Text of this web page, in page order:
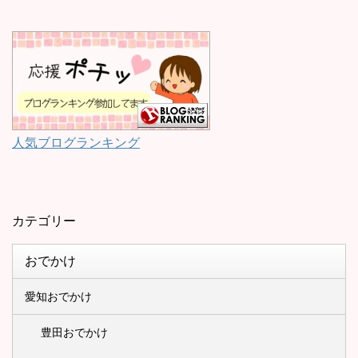
人気ブログランキング
カテゴリー
おでかけ
愛知おでかけ
豊田おでかけ